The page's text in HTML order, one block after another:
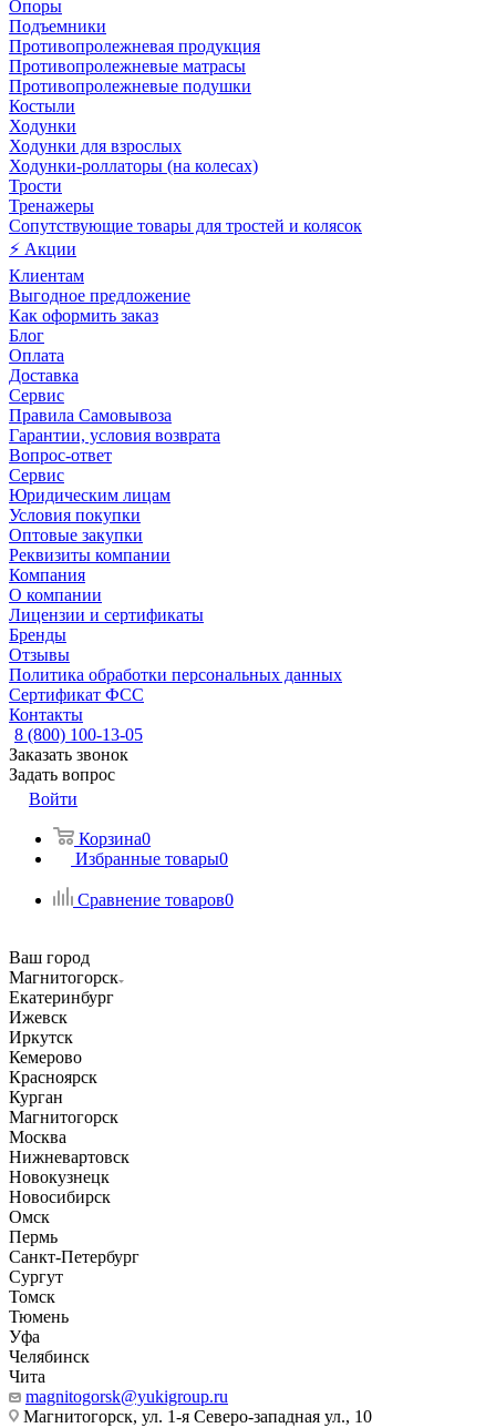
Опоры
Подъемники
Противопролежневая продукция
Противопролежневые матрасы
Противопролежневые подушки
Костыли
Ходунки
Ходунки для взрослых
Ходунки-роллаторы (на колесах)
Трости
Тренажеры
Сопутствующие товары для тростей и колясок
⚡ Акции
Клиентам
Выгодное предложение
Как оформить заказ
Блог
Оплата
Доставка
Сервис
Правила Самовывоза
Гарантии, условия возврата
Вопрос-ответ
Сервис
Юридическим лицам
Условия покупки
Оптовые закупки
Реквизиты компании
Компания
О компании
Лицензии и сертификаты
Бренды
Отзывы
Политика обработки персональных данных
Сертификат ФСС
Контакты
8 (800) 100-13-05
Заказать звонок
Задать вопрос
Войти
Корзина0
Избранные товары0
Сравнение товаров0
Ваш город
Магнитогорск
Екатеринбург
Ижевск
Иркутск
Кемерово
Красноярск
Курган
Магнитогорск
Москва
Нижневартовск
Новокузнецк
Новосибирск
Омск
Пермь
Санкт-Петербург
Сургут
Томск
Тюмень
Уфа
Челябинск
Чита
magnitogorsk@yukigroup.ru
Магнитогорск, ул. 1-я Северо-западная ул., 10